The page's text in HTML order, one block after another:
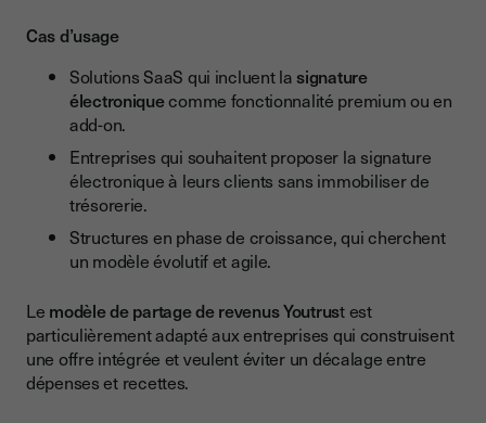
Cas d’usage
Solutions SaaS qui incluent lasignature
électroniquecomme fonctionnalité premium ou en
add-on.
Entreprises qui souhaitent proposer la signature
électronique à leurs clients sans immobiliser de
trésorerie.
Structures en phase de croissance, qui cherchent
un modèle évolutif et agile.
Le modèle de partage de revenus Youtrust est
particulièrement adapté aux entreprises qui construisent
une offre intégrée et veulent éviter un décalage entre
dépenses et recettes.